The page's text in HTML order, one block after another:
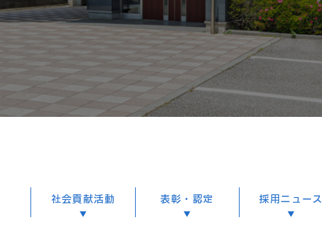
社会貢献活動 表彰・認定 採用ニュース